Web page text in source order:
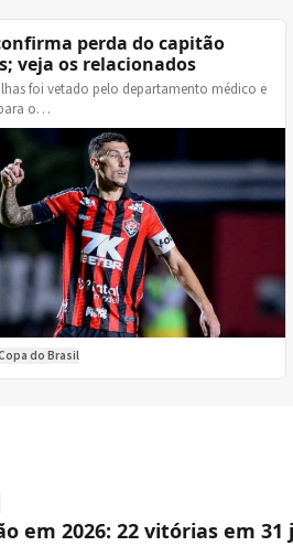
perda do capitão
veja os relacionados
foi vetado pelo departamento médico e
o…
do Brasil
em 2026: 22 vitórias em